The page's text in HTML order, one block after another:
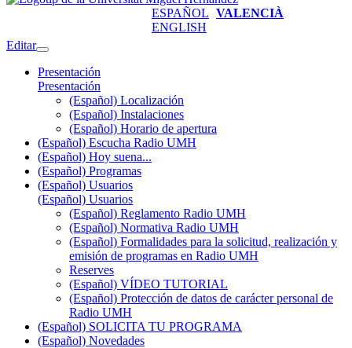
ESPAÑOL VALENCIÀ
ENGLISH
Editar
Presentación
Presentación
(Español) Localización
(Español) Instalaciones
(Español) Horario de apertura
(Español) Escucha Radio UMH
(Español) Hoy suena...
(Español) Programas
(Español) Usuarios
(Español) Usuarios
(Español) Reglamento Radio UMH
(Español) Normativa Radio UMH
(Español) Formalidades para la solicitud, realización y
emisión de programas en Radio UMH
Reserves
(Español) VÍDEO TUTORIAL
(Español) Protección de datos de carácter personal de
Radio UMH
(Español) SOLICITA TU PROGRAMA
(Español) Novedades